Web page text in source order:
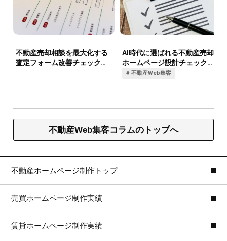
不動産Web集客コラムのトップへ
不動産ホームページ制作トップ
売買ホームページ制作実績
賃貸ホームページ制作実績